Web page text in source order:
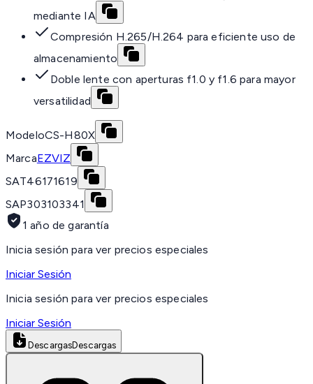
mediante IA
Compresión H.265/H.264 para eficiente uso de
almacenamiento
Doble lente con aperturas f1.0 y f1.6 para mayor
versatilidad
ModeloCS-H80X
MarcaEZVIZ
SAT46171619
SAP303103341
1 año de garantía
Inicia sesión para ver precios especiales
Iniciar Sesión
Inicia sesión para ver precios especiales
Iniciar Sesión
DescargasDescargas